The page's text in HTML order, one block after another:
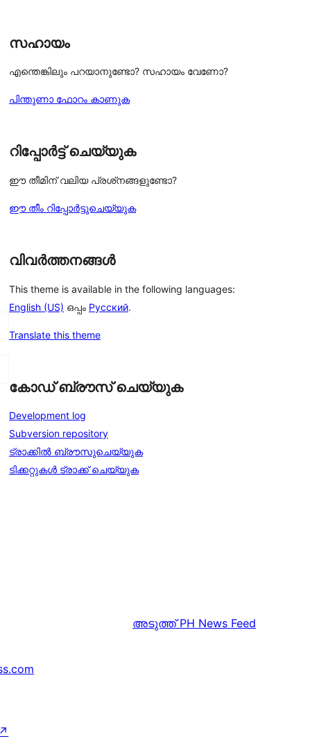
സഹായം
എന്തെങ്കിലും പറയാനുണ്ടോ? സഹായം വേണോ?
പിന്തുണാ ഫോറം കാണുക
റിപ്പോർട്ട് ചെയ്യുക
ഈ തീമിന് വലിയ പ്രശ്‌നങ്ങളുണ്ടോ?
ഈ തീം റിപ്പോർട്ടുചെയ്യുക
വിവർത്തനങ്ങൾ
This theme is available in the following languages:
English (US) ഒപ്പം Русский.
Translate this theme
കോഡ് ബ്രൗസ് ചെയ്യുക
Development log
Subversion repository
ട്രാക്കിൽ ബ്രൗസുചെയ്യുക
ടിക്കറ്റുകൾ ട്രാക്ക് ചെയ്യുക
അടുത്ത്PH News Feed
↗